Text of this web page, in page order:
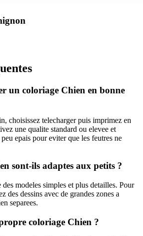
un coloriage Chien en bonne
choisissez telecharger puis imprimez en
une qualite standard ou elevee et
epais pour eviter que les feutres ne
sont-ils adaptes aux petits ?
modeles simples et plus detailles. Pour
des dessins avec de grandes zones a
separees.
coloriage Chien ?